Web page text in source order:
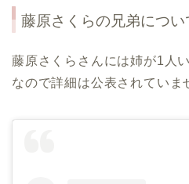
藤原さくらの兄弟につい
藤原さくらさんには姉が1人
なので詳細は公表されていま